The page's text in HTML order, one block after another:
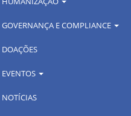
GOVERNANÇA E COMPLIANCE
DOAÇÕES
EVENTOS
NOTÍCIAS